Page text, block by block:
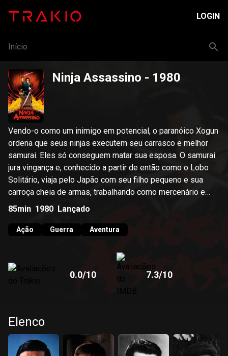
LOGIN
Início
Ninja Assassino - 1980
Vendo-o como um inimigo em potencial, o paranóico Xogun
ordena que seus ninjas executem seu carrasco e melhor
samurai. Eles só conseguem matar sua esposa. O samurai
jura vingança e, conhecido a partir de então como o Lobo
Solitário, viaja pelo Japão com seu filho pequeno e sua
carroça cheia de armas, trabalhando como mercenário e
constantemente assediado pelos ninjas do Xogun.
85min 1980 Lançado
Ação Guerra Aventura
0.0/10 7.3/10
Elenco